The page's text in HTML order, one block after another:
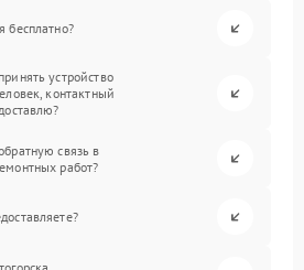
бесплатно?
устройство
контактный
связь в
работ?